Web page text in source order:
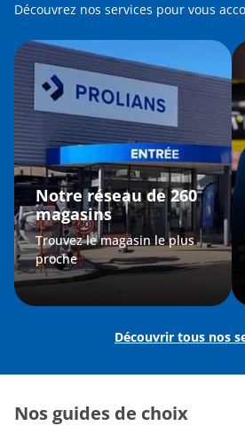
Découvrez nos services pour vous
Notre réseau de 260
magasins
Trouvez le magasin le plus
proche
Découvrir tous nos
Nos guides de choix